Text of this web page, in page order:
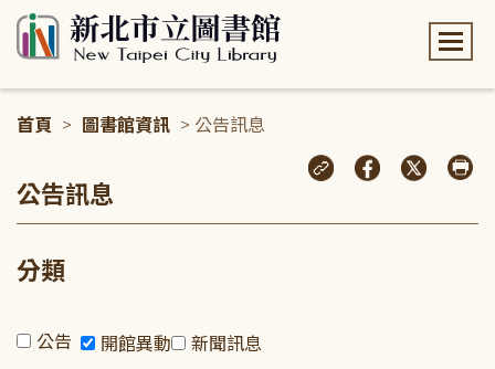
首頁 > 圖書館資訊 > 公告訊息
公告訊息
分類
公告 開館異動 新聞訊息